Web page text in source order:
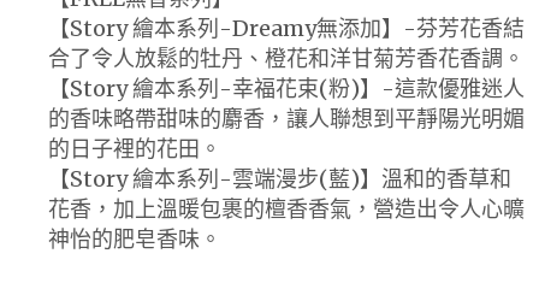
【Story 繪本系列-Dreamy無添加】-芬芳花香結
合了令人放鬆的牡丹、橙花和洋甘菊芳香花香調。
【Story 繪本系列-幸福花束(粉)】-這款優雅迷人
的香味略帶甜味的麝香，讓人聯想到平靜陽光明媚
的日子裡的花田。
【Story 繪本系列-雲端漫步(藍)】溫和的香草和
花香，加上溫暖包裹的檀香香氣，營造出令人心曠
神怡的肥皂香味。